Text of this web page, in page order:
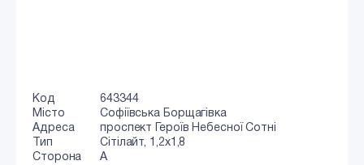
Код
643344
Місто
Софіївська Борщагівка
Адреса
проспект Героїв Небесної Сотні
Тип
Сiтiлайт, 1,2x1,8
Сторона
A